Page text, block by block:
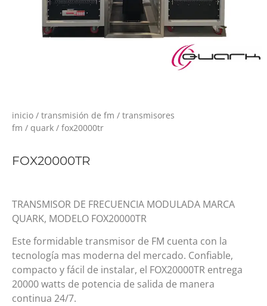
inicio / transmisión de fm / transmisores
fm / quark / fox20000tr
FOX20000TR
TRANSMISOR DE FRECUENCIA MODULADA MARCA
QUARK, MODELO FOX20000TR
Este formidable transmisor de FM cuenta con la
tecnología mas moderna del mercado. Confiable,
compacto y fácil de instalar, el FOX20000TR entrega
20000 watts de potencia de salida de manera
continua 24/7.